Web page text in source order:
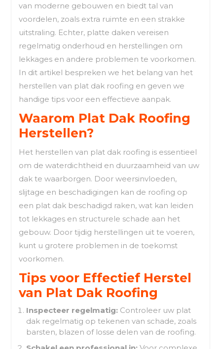
van moderne gebouwen en biedt tal van
voordelen, zoals extra ruimte en een strakke
uitstraling. Echter, platte daken vereisen
regelmatig onderhoud en herstellingen om
lekkages en andere problemen te voorkomen.
In dit artikel bespreken we het belang van het
herstellen van plat dak roofing en geven we
handige tips voor een effectieve aanpak.
Waarom Plat Dak Roofing
Herstellen?
Het herstellen van plat dak roofing is essentieel
om de waterdichtheid en duurzaamheid van uw
dak te waarborgen. Door weersinvloeden,
slijtage en beschadigingen kan de roofing op
een plat dak beschadigd raken, wat kan leiden
tot lekkages en structurele schade aan het
gebouw. Door tijdig herstellingen uit te voeren,
kunt u grotere problemen in de toekomst
voorkomen.
Tips voor Effectief Herstel
van Plat Dak Roofing
Inspecteer regelmatig: Controleer uw plat
dak regelmatig op tekenen van schade, zoals
barsten, blazen of losse delen van de roofing.